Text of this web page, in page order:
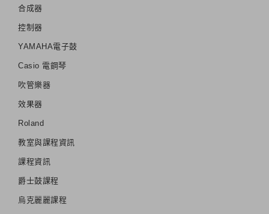
合成器
控制器
YAMAHA電子鼓
Casio 電鋼琴
吹管樂器
效果器
Roland
教室與課程資訊
課程資訊
爵士鼓課程
烏克麗麗課程